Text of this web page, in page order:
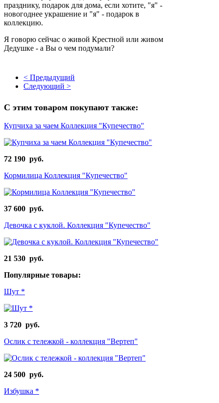
празднику, подарок для дома, если хотите, "я" -
новогоднее украшение и "я" - подарок в
коллекцию.
Я говорю сейчас о живой Крестной или живом
Дедушке - а Вы о чем подумали?
< Предыдущий
Следующий >
С этим товаром покупают также:
Купчиха за чаем Коллекция "Купечество"
72 190 руб.
Кормилица Коллекция "Купечество"
37 600 руб.
Девочка с куклой. Коллекция "Купечество"
21 530 руб.
Популярные товары:
Шут *
3 720 руб.
Ослик с тележкой - коллекция "Вертеп"
24 500 руб.
Избушка *